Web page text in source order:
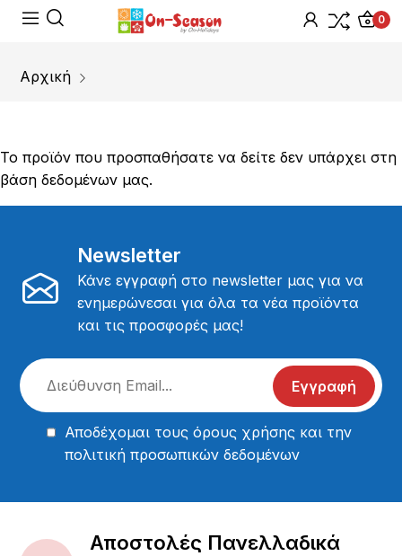
0
Αρχική
Το προϊόν που προσπαθήσατε να δείτε δεν υπάρχει στη
βάση δεδομένων μας.
Newsletter
Κάνε εγγραφή στο newsletter μας για να
ενημερώνεσαι για όλα τα νέα προϊόντα
και τις προσφορές μας!
Εγγραφή
Αποδέχομαι τουςόρους χρήσης και την
πολιτική προσωπικών δεδομένων
Αποστολές Πανελλαδικά